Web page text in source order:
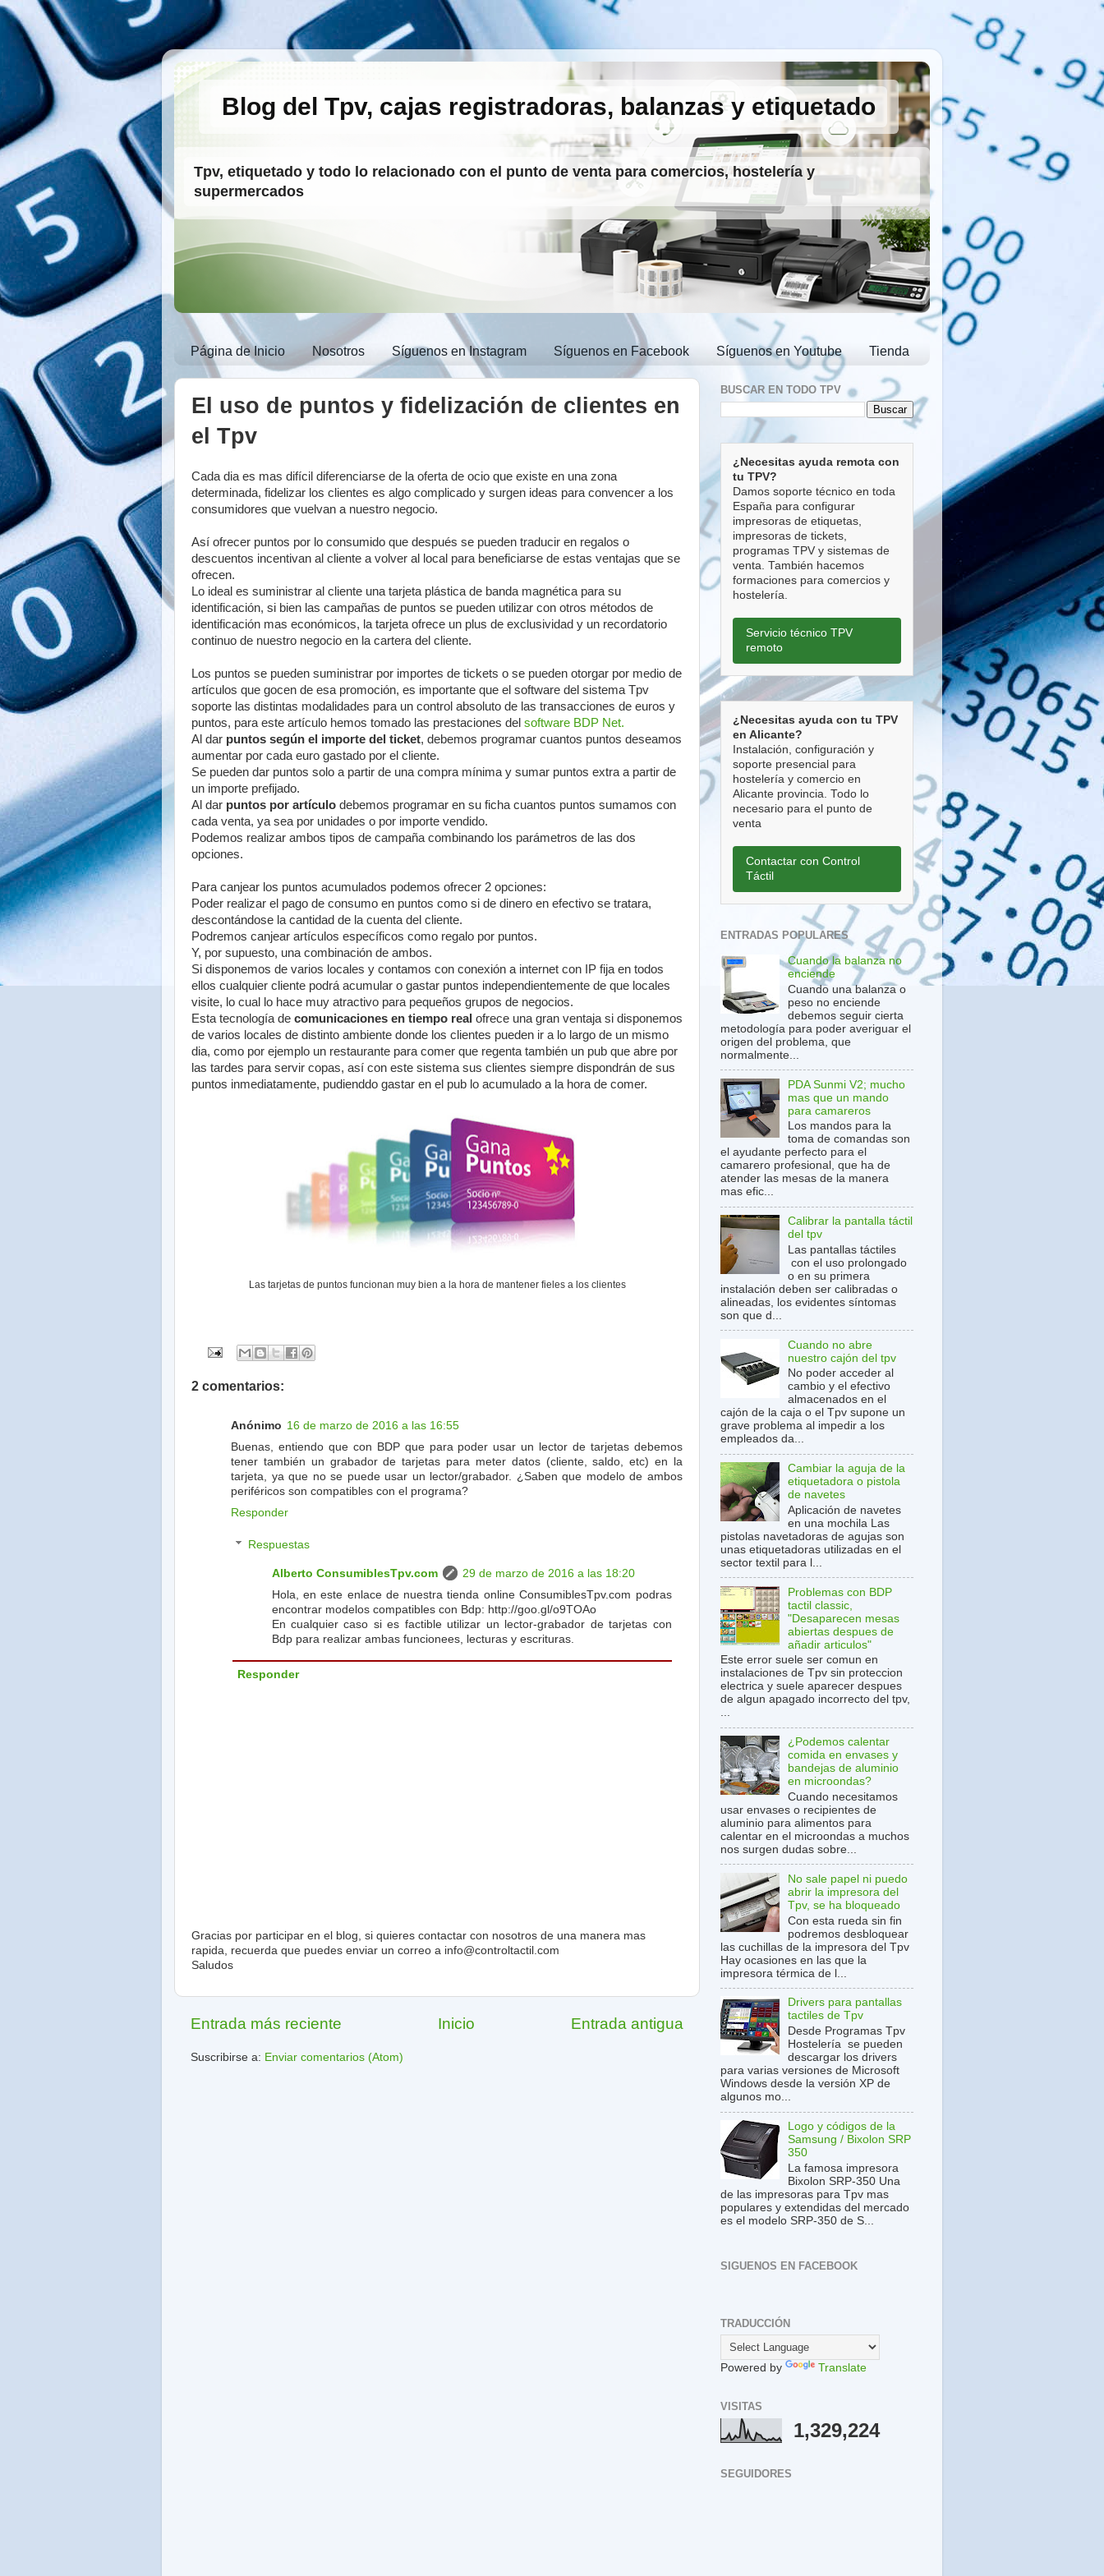
Blog del Tpv, cajas registradoras, balanzas y etiquetado
Tpv, etiquetado y todo lo relacionado con el punto de venta para comercios, hostelería y
supermercados
Página de Inicio Nosotros Síguenos en Instagram Síguenos en Facebook Síguenos en Youtube Tienda
El uso de puntos y fidelización de clientes en
el Tpv
Cada dia es mas difícil diferenciarse de la oferta de ocio que existe en una zona
determinada, fidelizar los clientes es algo complicado y surgen ideas para convencer a los
consumidores que vuelvan a nuestro negocio.
Así ofrecer puntos por lo consumido que después se pueden traducir en regalos o
descuentos incentivan al cliente a volver al local para beneficiarse de estas ventajas que se
ofrecen.
Lo ideal es suministrar al cliente una tarjeta plástica de banda magnética para su
identificación, si bien las campañas de puntos se pueden utilizar con otros métodos de
identificación mas económicos, la tarjeta ofrece un plus de exclusividad y un recordatorio
continuo de nuestro negocio en la cartera del cliente.
Los puntos se pueden suministrar por importes de tickets o se pueden otorgar por medio de
artículos que gocen de esa promoción, es importante que el software del sistema Tpv
soporte las distintas modalidades para un control absoluto de las transacciones de euros y
puntos, para este artículo hemos tomado las prestaciones del software BDP Net.
Al dar puntos según el importe del ticket, debemos programar cuantos puntos deseamos
aumentar por cada euro gastado por el cliente.
Se pueden dar puntos solo a partir de una compra mínima y sumar puntos extra a partir de
un importe prefijado.
Al dar puntos por artículo debemos programar en su ficha cuantos puntos sumamos con
cada venta, ya sea por unidades o por importe vendido.
Podemos realizar ambos tipos de campaña combinando los parámetros de las dos
opciones.
Para canjear los puntos acumulados podemos ofrecer 2 opciones:
Poder realizar el pago de consumo en puntos como si de dinero en efectivo se tratara,
descontándose la cantidad de la cuenta del cliente.
Podremos canjear artículos específicos como regalo por puntos.
Y, por supuesto, una combinación de ambos.
Si disponemos de varios locales y contamos con conexión a internet con IP fija en todos
ellos cualquier cliente podrá acumular o gastar puntos independientemente de que locales
visite, lo cual lo hace muy atractivo para pequeños grupos de negocios.
Esta tecnología de comunicaciones en tiempo real ofrece una gran ventaja si disponemos
de varios locales de distinto ambiente donde los clientes pueden ir a lo largo de un mismo
dia, como por ejemplo un restaurante para comer que regenta también un pub que abre por
las tardes para servir copas, así con este sistema sus clientes siempre dispondrán de sus
puntos inmediatamente, pudienddo gastar en el pub lo acumulado a la hora de comer.
Las tarjetas de puntos funcionan muy bien a la hora de mantener fieles a los clientes
2 comentarios:
Anónimo 16 de marzo de 2016 a las 16:55
Buenas, entiendo que con BDP que para poder usar un lector de tarjetas debemos
tener también un grabador de tarjetas para meter datos (cliente, saldo, etc) en la
tarjeta, ya que no se puede usar un lector/grabador. ¿Saben que modelo de ambos
periféricos son compatibles con el programa?
Responder
Respuestas
Alberto ConsumiblesTpv.com
29 de marzo de 2016 a las 18:20
Hola, en este enlace de nuestra tienda online ConsumiblesTpv.com podras
encontrar modelos compatibles con Bdp: http://goo.gl/o9TOAo
En cualquier caso si es factible utilizar un lector-grabador de tarjetas con
Bdp para realizar ambas funcionees, lecturas y escrituras.
Responder
Gracias por participar en el blog, si quieres contactar con nosotros de una manera mas
rapida, recuerda que puedes enviar un correo a info@controltactil.com
Saludos
Entrada más reciente Entrada antigua
Inicio
Suscribirse a: Enviar comentarios (Atom)
BUSCAR EN TODO TPV
¿Necesitas ayuda remota con
tu TPV?
Damos soporte técnico en toda
España para configurar
impresoras de etiquetas,
impresoras de tickets,
programas TPV y sistemas de
venta. También hacemos
formaciones para comercios y
hostelería.
Servicio técnico TPV
remoto
¿Necesitas ayuda con tu TPV
en Alicante?
Instalación, configuración y
soporte presencial para
hostelería y comercio en
Alicante provincia. Todo lo
necesario para el punto de
venta
Contactar con Control
Táctil
ENTRADAS POPULARES
Cuando la balanza no
enciende
Cuando una balanza o
peso no enciende
debemos seguir cierta
metodología para poder averiguar el
origen del problema, que
normalmente...
PDA Sunmi V2; mucho
mas que un mando
para camareros
Los mandos para la
toma de comandas son
el ayudante perfecto para el
camarero profesional, que ha de
atender las mesas de la manera
mas efic...
Calibrar la pantalla táctil
del tpv
Las pantallas táctiles
con el uso prolongado
o en su primera
instalación deben ser calibradas o
alineadas, los evidentes síntomas
son que d...
Cuando no abre
nuestro cajón del tpv
No poder acceder al
cambio y el efectivo
almacenados en el
cajón de la caja o el Tpv supone un
grave problema al impedir a los
empleados da...
Cambiar la aguja de la
etiquetadora o pistola
de navetes
Aplicación de navetes
en una mochila Las
pistolas navetadoras de agujas son
unas etiquetadoras utilizadas en el
sector textil para l...
Problemas con BDP
tactil classic,
"Desaparecen mesas
abiertas despues de
añadir articulos"
Este error suele ser comun en
instalaciones de Tpv sin proteccion
electrica y suele aparecer despues
de algun apagado incorrecto del tpv,
...
¿Podemos calentar
comida en envases y
bandejas de aluminio
en microondas?
Cuando necesitamos
usar envases o recipientes de
aluminio para alimentos para
calentar en el microondas a muchos
nos surgen dudas sobre...
No sale papel ni puedo
abrir la impresora del
Tpv, se ha bloqueado
Con esta rueda sin fin
podremos desbloquear
las cuchillas de la impresora del Tpv
Hay ocasiones en las que la
impresora térmica de l...
Drivers para pantallas
tactiles de Tpv
Desde Programas Tpv
Hostelería se pueden
descargar los drivers
para varias versiones de Microsoft
Windows desde la versión XP de
algunos mo...
Logo y códigos de la
Samsung / Bixolon SRP
350
La famosa impresora
Bixolon SRP-350 Una
de las impresoras para Tpv mas
populares y extendidas del mercado
es el modelo SRP-350 de S...
SIGUENOS EN FACEBOOK
TRADUCCIÓN
Powered by Translate
VISITAS
1,329,224
SEGUIDORES